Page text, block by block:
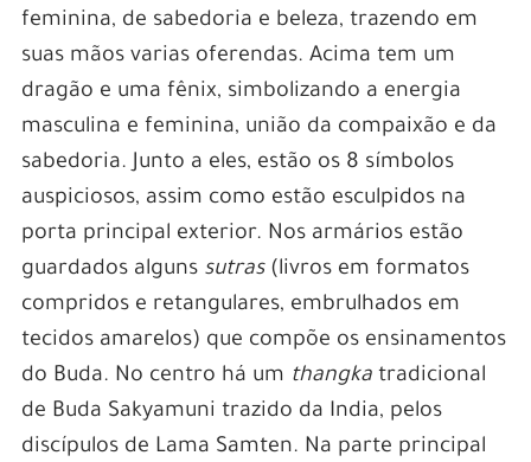
feminina, de sabedoria e beleza, trazendo em
suas mãos varias oferendas. Acima tem um
dragão e uma fênix, simbolizando a energia
masculina e feminina, união da compaixão e da
sabedoria. Junto a eles, estão os 8 símbolos
auspiciosos, assim como estão esculpidos na
porta principal exterior. Nos armários estão
guardados alguns sutras(livros em formatos
compridos e retangulares, embrulhados em
tecidos amarelos) que compõe os ensinamentos
do Buda. No centro há um thangkatradicional
de Buda Sakyamuni trazido da India, pelos
discípulos de Lama Samten. Na parte principal